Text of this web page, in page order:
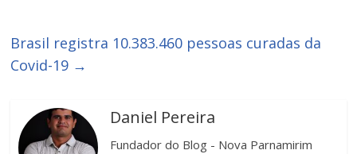
Brasil registra 10.383.460 pessoas curadas da
Covid-19 →
Daniel Pereira
Fundador do Blog - Nova Parnamirim